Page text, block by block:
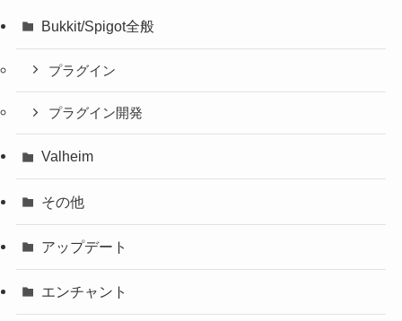
Bukkit/Spigot全般
プラグイン
プラグイン開発
Valheim
その他
アップデート
エンチャント